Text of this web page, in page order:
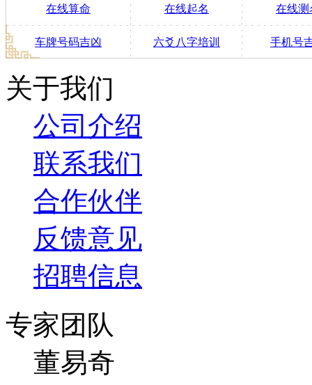
在线算命 在线起名 在线测
车牌号码吉凶 六爻八字培训 手机号
关于我们
公司介绍
联系我们
合作伙伴
反馈意见
招聘信息
专家团队
董易奇